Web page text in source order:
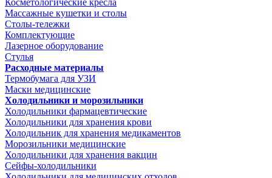
Косметологические кресла
Массажные кушетки и столы
Столы-тележки
Комплектующие
Лазерное оборудование
Стулья
Расходные материалы
Термобумага для УЗИ
Маски медицинские
Холодильники и морозильники
Холодильники фармацевтические
Холодильники для хранения крови
Холодильник для хранения медикаментов
Морозильники медицинские
Холодильники для хранения вакцин
Сейфы-холодильники